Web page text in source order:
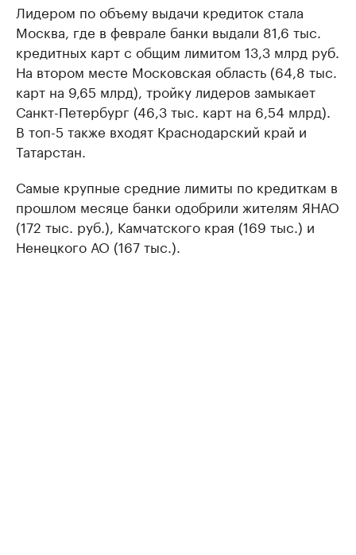
Лидером по объему выдачи кредиток стала
Москва, где в феврале банки выдали 81,6 тыс.
кредитных карт с общим лимитом 13,3 млрд руб.
На втором месте Московская область (64,8 тыс.
карт на 9,65 млрд), тройку лидеров замыкает
Санкт-Петербург (46,3 тыс. карт на 6,54 млрд).
В топ-5 также входят Краснодарский край и
Татарстан.
Самые крупные средние лимиты по кредиткам в
прошлом месяце банки одобрили жителям ЯНАО
(172 тыс. руб.), Камчатского края (169 тыс.) и
Ненецкого АО (167 тыс.).